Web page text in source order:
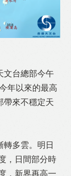
文台總部今午
年以來的最高
帶來不穩定天
多雲。明日
，日間部分時
，新界再高一